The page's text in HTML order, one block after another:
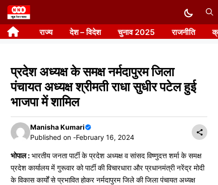
Skip
to
content राज्य देश – विदेश चुनाव 2025 राजनीति
प्रदेश अध्यक्ष के समक्ष नर्मदापुरम जिला
पंचायत अध्यक्ष श्रीमती राधा सुधीर पटेल हुई
भाजपा में शामिल
Manisha Kumari
Published on -February 16, 2024
भोपाल : भारतीय जनता पार्टी के प्रदेश अध्यक्ष व सांसद विष्णुदत्त शर्मा के समक्ष
प्रदेश कार्यालय में गुरूवार को पार्टी की विचारधारा और प्रधानमंत्री नरेंद्र मोदी
के विकास कार्यों से प्रभावित होकर नर्मदापुरम जिले की जिला पंचायत अध्यक्ष